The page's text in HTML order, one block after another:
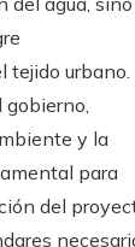
tejido urbano.
y la
para
del